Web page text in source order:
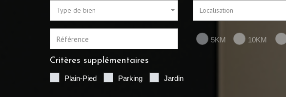
Type de bien Localisation
5KM 10KM
Critères supplémentaires
Plain-Pied Parking Jardin